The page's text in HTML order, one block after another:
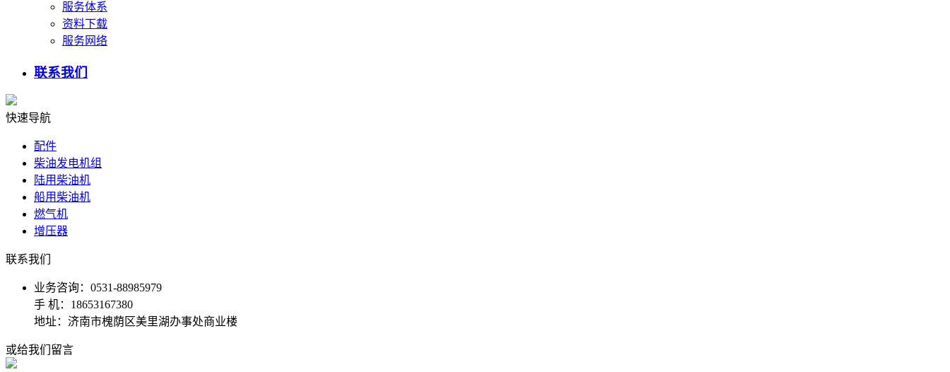
服务体系
资料下载
服务网络
联系我们
快速导航
配件
柴油发电机组
陆用柴油机
船用柴油机
燃气机
增压器
联系我们
业务咨询：0531-88985979
手 机：18653167380
地址：济南市槐荫区美里湖办事处商业楼
或给我们留言